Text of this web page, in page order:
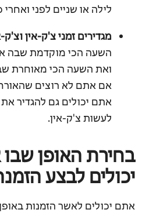
לילה או שניים לפני
מגדירים זמני צ'ק-אין
השעה הכי מוקדמת שבה
ואת השעה הכי מאוחרת
אם אתם לא רוצים
אתם יכולים גם להגדיר
לעשות צ'ק-אין.
בחירת האופן שבו
יכולים לבצע
אתם יכולים לאשר הזמנות באופן